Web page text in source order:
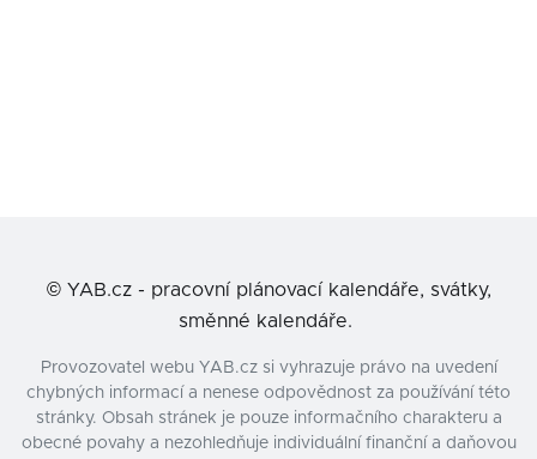
© YAB.cz - pracovní plánovací kalendáře, svátky,
směnné kalendáře.
Provozovatel webu YAB.cz si vyhrazuje právo na uvedení
chybných informací a nenese odpovědnost za používání této
stránky. Obsah stránek je pouze informačního charakteru a
obecné povahy a nezohledňuje individuální finanční a daňovou